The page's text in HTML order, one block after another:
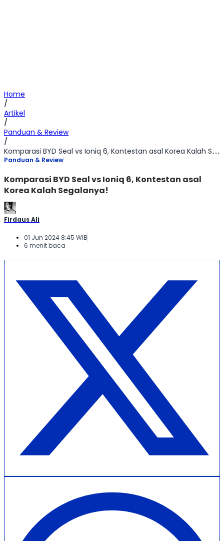
Home
/
Artikel
/
Panduan & Review
/
Komparasi BYD Seal vs Ioniq 6, Kontestan asal Korea Kalah Segalanya!
Panduan & Review
Komparasi BYD Seal vs Ioniq 6, Kontestan asal
Korea Kalah Segalanya!
Firdaus Ali
01 Jun 2024 8:45 WIB
6 menit baca